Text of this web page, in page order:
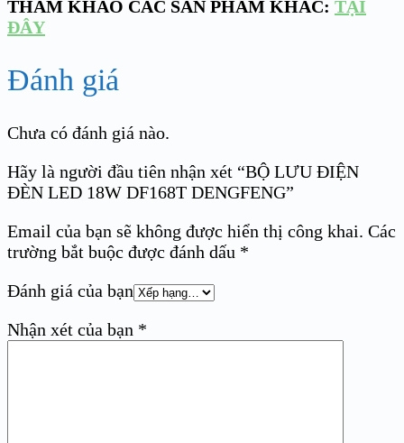
THAM KHẢO CÁC SẢN PHẨM KHÁC: TẠI
ĐÂY
Đánh giá
Chưa có đánh giá nào.
Hãy là người đầu tiên nhận xét “BỘ LƯU ĐIỆN
ĐÈN LED 18W DF168T DENGFENG”
Email của bạn sẽ không được hiển thị công khai. Các
trường bắt buộc được đánh dấu *
Đánh giá của bạn
Nhận xét của bạn *